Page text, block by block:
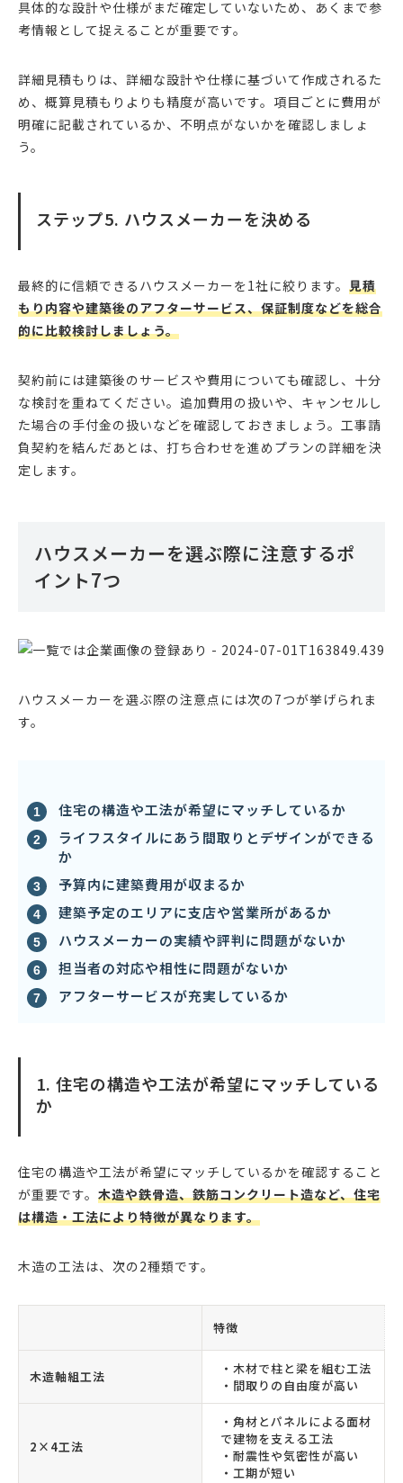
具体的な設計や仕様がまだ確定していないため、あくまで参
考情報として捉えることが重要です。
詳細見積もりは、詳細な設計や仕様に基づいて作成されるた
め、概算見積もりよりも精度が高いです。項目ごとに費用が
明確に記載されているか、不明点がないかを確認しましょ
う。
ステップ5. ハウスメーカーを決める
最終的に信頼できるハウスメーカーを1社に絞ります。 見積
もり内容や建築後のアフターサービス、保証制度などを総合
的に比較検討しましょう。
契約前には建築後のサービスや費用についても確認し、十分
な検討を重ねてください。追加費用の扱いや、キャンセルし
た場合の手付金の扱いなどを確認しておきましょう。工事請
負契約を結んだあとは、打ち合わせを進めプランの詳細を決
定します。
ハウスメーカーを選ぶ際に注意するポ
イント7つ
ハウスメーカーを選ぶ際の注意点には次の7つが挙げられま
す。
住宅の構造や工法が希望にマッチしているか
ライフスタイルにあう間取りとデザインができる
か
予算内に建築費用が収まるか
建築予定のエリアに支店や営業所があるか
ハウスメーカーの実績や評判に問題がないか
担当者の対応や相性に問題がないか
アフターサービスが充実しているか
1. 住宅の構造や工法が希望にマッチしている
か
住宅の構造や工法が希望にマッチしているかを確認すること
が重要です。 木造や鉄骨造、鉄筋コンクリート造など、住宅
は構造・工法により特徴が異なります。
木造の工法は、次の2種類です。
特徴
木造軸組工法
・木材で柱と梁を組む工法
・間取りの自由度が高い
2×4工法
・角材とパネルによる面材
で建物を支える工法
・耐震性や気密性が高い
・工期が短い